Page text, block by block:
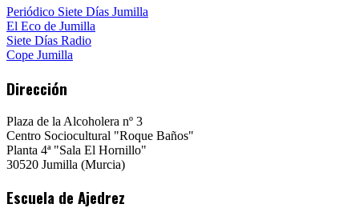
Periódico Siete Días Jumilla
El Eco de Jumilla
Siete Días Radio
Cope Jumilla
Dirección
Plaza de la Alcoholera nº 3
Centro Sociocultural "Roque Baños"
Planta 4ª "Sala El Hornillo"
30520 Jumilla (Murcia)
Escuela de Ajedrez